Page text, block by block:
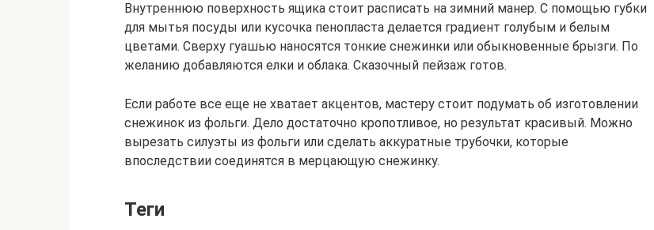
Внутреннюю поверхность ящика стоит расписать на зимний манер. С помощью губки
для мытья посуды или кусочка пенопласта делается градиент голубым и белым
цветами. Сверху гуашью наносятся тонкие снежинки или обыкновенные брызги. По
желанию добавляются елки и облака. Сказочный пейзаж готов.
Если работе все еще не хватает акцентов, мастеру стоит подумать об изготовлении
снежинок из фольги. Дело достаточно кропотливое, но результат красивый. Можно
вырезать силуэты из фольги или сделать аккуратные трубочки, которые
впоследствии соединятся в мерцающую снежинку.
Теги